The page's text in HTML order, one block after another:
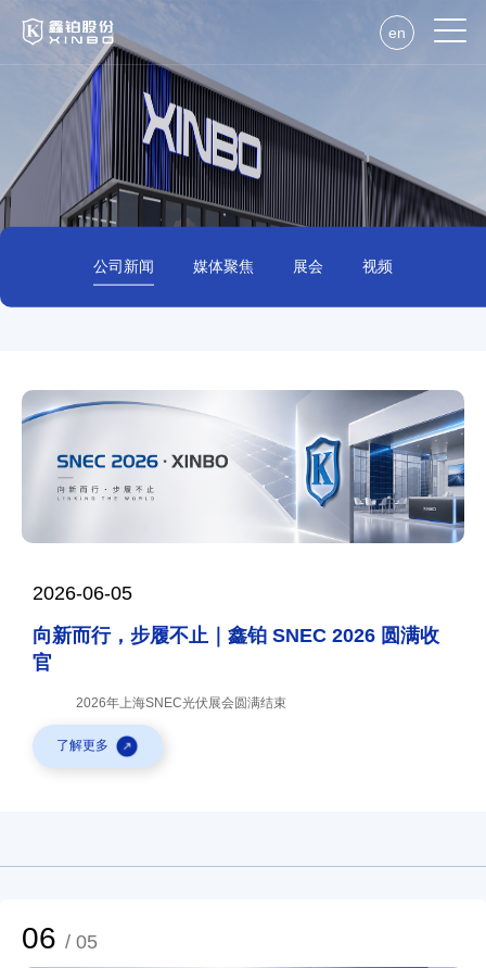
en
公司新闻 媒体聚焦 展会 视频
2026-06-05
向新而行，步履不止｜鑫铂 SNEC 2026 圆满收
官
2026年上海SNEC光伏展会圆满结束
了解更多
06 / 05